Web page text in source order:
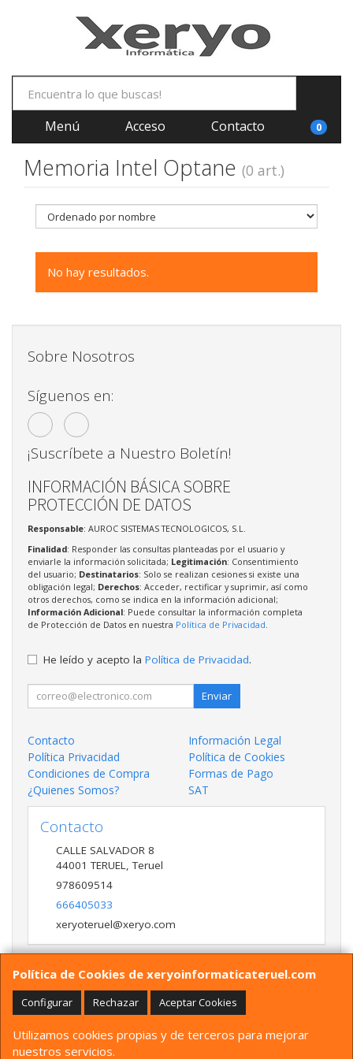
Menú Acceso Contacto 0
Memoria Intel Optane (0 art.)
No hay resultados.
Política de Cookies de xeryoinformaticateruel.com
Configurar Rechazar Aceptar Cookies
Utilizamos cookies propias y de terceros para mejorar
nuestros servicios.
Sobre Nosotros
Síguenos en:
¡Suscríbete a Nuestro Boletín!
INFORMACIÓN BÁSICA SOBRE
PROTECCIÓN DE DATOS
Responsable: AUROC SISTEMAS TECNOLOGICOS, S.L.
Finalidad: Responder las consultas planteadas por el usuario y
enviarle la información solicitada; Legitimación: Consentimiento
del usuario; Destinatarios: Solo se realizan cesiones si existe una
obligación legal; Derechos: Acceder, rectificar y suprimir, así como
otros derechos, como se indica en la información adicional;
Información Adicional: Puede consultar la información completa
de Protección de Datos en nuestra Política de Privacidad.
He leído y acepto la Política de Privacidad.
Enviar
Contacto
Información Legal
Política Privacidad
Política de Cookies
Condiciones de Compra
Formas de Pago
¿Quienes Somos?
SAT
Contacto
CALLE SALVADOR 8
44001 TERUEL ,Teruel
978609514
666405033
xeryoteruel@xeryo.com
Horario
LUNES A VIERNES 9:30 A 13:30 17:00 a 20:00 Y
SÁBADO 10:00 A 13:30